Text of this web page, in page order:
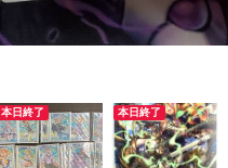
本日終了 本日終了